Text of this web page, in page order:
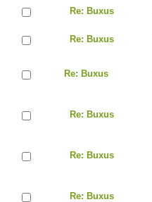
Re: Buxus
Re: Buxus
Re: Buxus
Re: Buxus
Re: Buxus
Re: Buxus